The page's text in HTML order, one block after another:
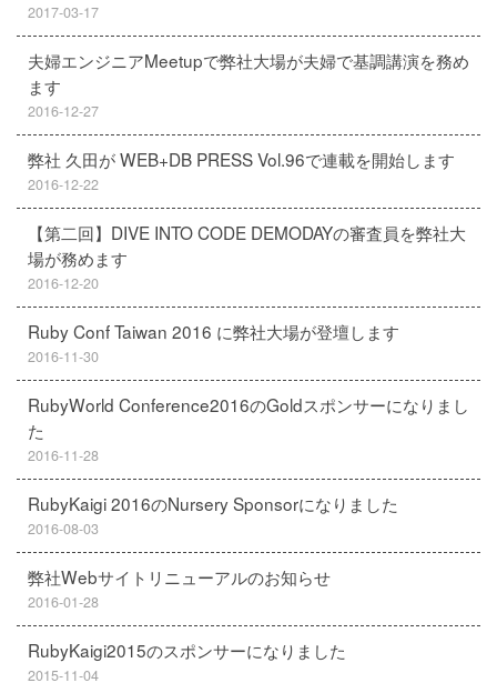
2017-03-17
夫婦エンジニアMeetupで弊社大場が夫婦で基調講演を務め
ます
2016-12-27
弊社 久田が WEB+DB PRESS Vol.96で連載を開始します
2016-12-22
【第二回】DIVE INTO CODE DEMODAYの審査員を弊社大
場が務めます
2016-12-20
Ruby Conf Taiwan 2016 に弊社大場が登壇します
2016-11-30
RubyWorld Conference2016のGoldスポンサーになりまし
た
2016-11-28
RubyKaigi 2016のNursery Sponsorになりました
2016-08-03
弊社Webサイトリニューアルのお知らせ
2016-01-28
RubyKaigi2015のスポンサーになりました
2015-11-04